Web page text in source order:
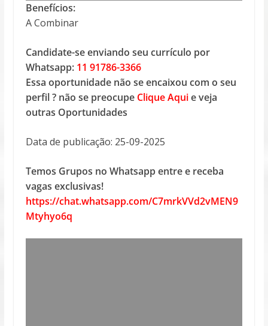
Benefícios:
A Combinar
Candidate-se enviando seu currículo por
Whatsapp: 11 91786-3366
Essa oportunidade não se encaixou com o seu
perfil ? não se preocupe Clique Aquie veja
outras Oportunidades
Data de publicação: 25-09-2025
Temos Grupos no Whatsapp entre e receba
vagas exclusivas!
https://chat.whatsapp.com/C7mrkVVd2vMEN9
Mtyhyo6q